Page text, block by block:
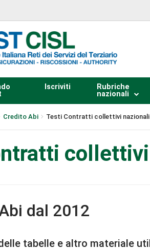
Iscriviti
Rubriche
nazionali
Credito Abi Testi Contratti collettivi
dal 2012
tabelle e altro materiale